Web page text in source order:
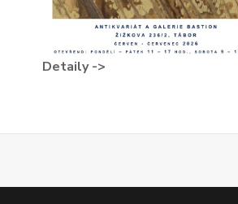
Detaily ->